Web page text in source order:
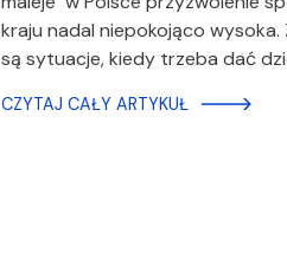
kraju nadal niepokojąco
są sytuacje, kiedy trzeba dać
CZYTAJ CAŁY ARTYKUŁ